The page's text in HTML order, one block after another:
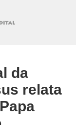
da
relata